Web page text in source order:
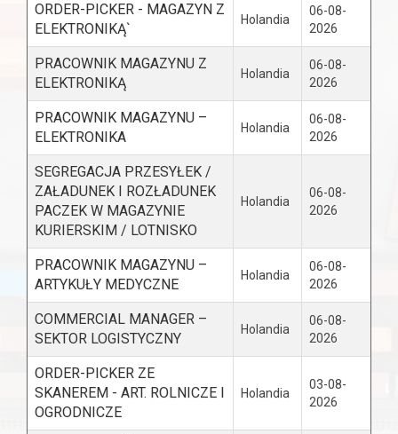
ORDER-PICKER - MAGAZYN Z
ELEKTRONIKĄ`
Holandia
06-08-
2026
PRACOWNIK MAGAZYNU Z
ELEKTRONIKĄ
Holandia
06-08-
2026
PRACOWNIK MAGAZYNU –
ELEKTRONIKA
Holandia
06-08-
2026
SEGREGACJA PRZESYŁEK /
ZAŁADUNEK I ROZŁADUNEK
PACZEK W MAGAZYNIE
KURIERSKIM / LOTNISKO
Holandia
06-08-
2026
PRACOWNIK MAGAZYNU –
ARTYKUŁY MEDYCZNE
Holandia
06-08-
2026
COMMERCIAL MANAGER –
SEKTOR LOGISTYCZNY
Holandia
06-08-
2026
ORDER-PICKER ZE
SKANEREM - ART. ROLNICZE I
OGRODNICZE
Holandia
03-08-
2026